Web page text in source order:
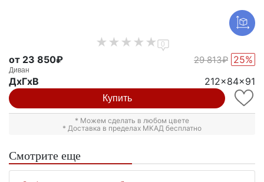
0
от 23 850₽ 29 813₽ 25%
Диван
ДxГxВ 212x84x91
Купить
* Можем сделать в любом цвете
* Доставка в пределах МКАД бесплатно
Смотрите еще